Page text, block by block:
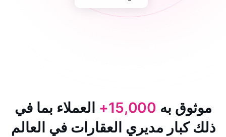
به15,000+ العملاء بما في
مديري العقارات في العالم